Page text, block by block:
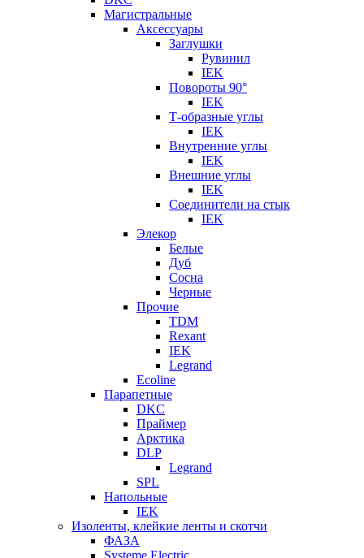
Магистральные
Аксессуары
Заглушки
Рувинил
IEK
Повороты 90°
IEK
Т-образные углы
IEK
Внутренние углы
IEK
Внешние углы
IEK
Соединители на стык
IEK
Элекор
Белые
Дуб
Сосна
Черные
Прочие
TDM
Rexant
IEK
Legrand
Ecoline
Парапетные
DKC
Праймер
Арктика
DLP
Legrand
SPL
Напольные
IEK
Изоленты, клейкие ленты и скотчи
ФАЗА
Systeme Electric